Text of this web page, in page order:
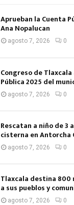
Aprueban la Cuenta
Ana Nopalucan
agosto 7, 2026 0
Congreso de
Pública 2025 del
agosto 7, 2026 0
Rescatan a niño de 3
cisterna en Antorcha
agosto 7, 2026 0
Tlaxcala destina
a sus pueblos y
agosto 7, 2026 0